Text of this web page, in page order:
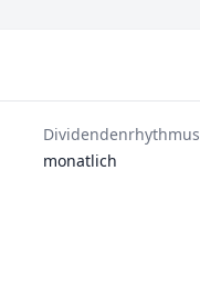
Dividendenrhythmus
monatlich